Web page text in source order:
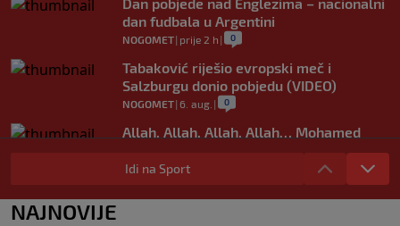
dan fudbala u Argentini
NOGOMET| prije 2 h | 0
Tabaković riješio evropski meč i
Salzburgu donio pobjedu (VIDEO)
NOGOMET| 6. aug. | 0
Allah, Allah, Allah, Allah… Mohamed
NOGOMET|6. aug.
Tok meča | Borac 1-0 Vitebsk: Borac
Idi na Sport
NAJNOVIJE